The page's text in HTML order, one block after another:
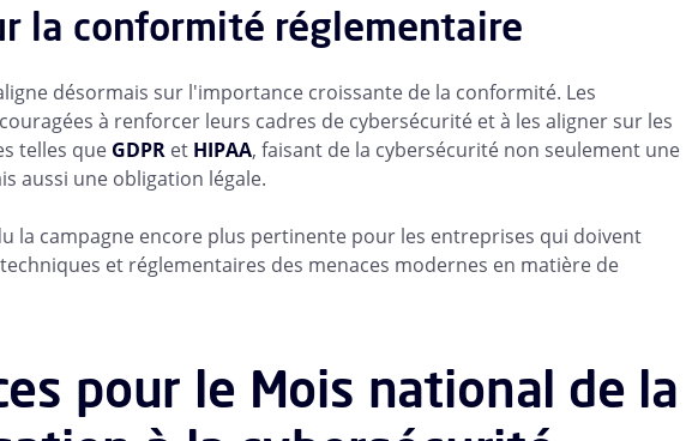
la conformité réglementaire
désormais sur l'importance croissante de la conformité. Les
à renforcer leurs cadres de cybersécurité et à les aligner sur les
telles que GDPR et HIPAA, faisant de la cybersécurité non seulement une
aussi une obligation légale.
la campagne encore plus pertinente pour les entreprises qui doivent
et réglementaires des menaces modernes en matière de
pour le Mois national de la